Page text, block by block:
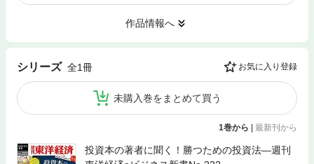
作品情報へ
シリーズ 全1冊 お気に入り登録
未購入巻をまとめて買う
1巻から | 最新刊から
投資本の著者に聞く！勝つための投資法―週刊